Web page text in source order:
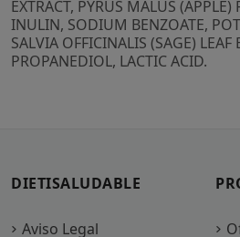
EXTRACT, PYRUS MALUS (APPLE)
INULIN, SODIUM BENZOATE,
SALVIA OFFICINALIS (SAGE) LEAF
PROPANEDIOL, LACTIC ACID.
DIETISALUDABLE
Aviso Legal